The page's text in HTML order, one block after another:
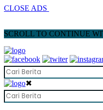
CLOSE ADS
SCROLL TO CONTINUE
✖